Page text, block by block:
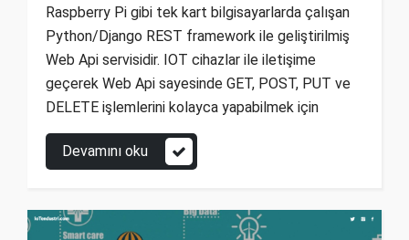
Raspberry Pi gibi tek kart bilgisayarlarda çalışan
Python/Django REST framework ile geliştirilmiş
Web Api servisidir. IOT cihazlar ile iletişime
geçerek Web Api sayesinde GET, POST, PUT ve
DELETE işlemlerini kolayca yapabilmek için
Devamını oku